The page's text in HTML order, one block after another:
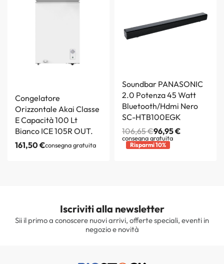
Congelatore
Orizzontale Akai Classe
E Capacità 100 Lt
Bianco ICE 105R OUT.
161,50€consegna gratuita
Soundbar PANASONIC
2.0 Potenza 45 Watt
Bluetooth/Hdmi Nero
SC-HTB100EGK
106,65€96,95€
consegna gratuita
Risparmi 10%
Iscriviti alla newsletter
Sii il primo a conoscere nuovi arrivi, offerte speciali, eventi in
negozio e novità